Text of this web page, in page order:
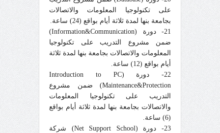
على تكنولوجيا المعلومات والاتصالات
بجامعة بنها لمدة ثلاثة أيام بواقع (24) ساعة.
21- دورة (Information&Communication)
ضمن مشروع التدريب على تكنولوجيا
المعلومات والاتصالات بجامعة بنها لمدة ثلاثة
أيام بواقع (12) ساعة.
22- دورة (Introduction to PC
Maintenance&Protection) ضمن مشروع
التدريب على تكنولوجيا المعلومات
والاتصالات بجامعة بنها لمدة ثلاثة أيام بواقع
(6) ساعة.
23- دورة (Net Support School) شركة